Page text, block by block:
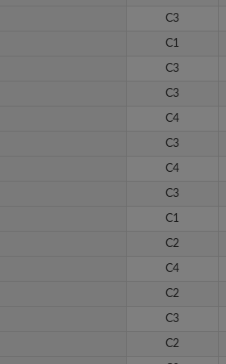
C3
C1
C3
C3
C4
C3
C4
C3
C1
C2
C4
C2
C3
C2